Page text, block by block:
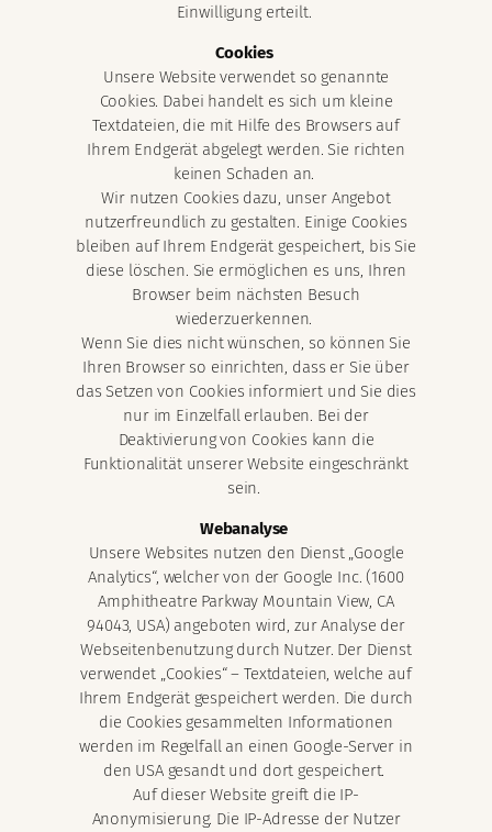
Einwilligung erteilt.
Cookies
Unsere Website verwendet so genannte
Cookies. Dabei handelt es sich um kleine
Textdateien, die mit Hilfe des Browsers auf
Ihrem Endgerät abgelegt werden. Sie richten
keinen Schaden an.
Wir nutzen Cookies dazu, unser Angebot
nutzerfreundlich zu gestalten. Einige Cookies
bleiben auf Ihrem Endgerät gespeichert, bis Sie
diese löschen. Sie ermöglichen es uns, Ihren
Browser beim nächsten Besuch
wiederzuerkennen.
Wenn Sie dies nicht wünschen, so können Sie
Ihren Browser so einrichten, dass er Sie über
das Setzen von Cookies informiert und Sie dies
nur im Einzelfall erlauben. Bei der
Deaktivierung von Cookies kann die
Funktionalität unserer Website eingeschränkt
sein.
Webanalyse
Unsere Websites nutzen den Dienst „Google
Analytics“, welcher von der Google Inc. (1600
Amphitheatre Parkway Mountain View, CA
94043, USA) angeboten wird, zur Analyse der
Webseitenbenutzung durch Nutzer. Der Dienst
verwendet „Cookies“ – Textdateien, welche auf
Ihrem Endgerät gespeichert werden. Die durch
die Cookies gesammelten Informationen
werden im Regelfall an einen Google-Server in
den USA gesandt und dort gespeichert.
Auf dieser Website greift die IP-
Anonymisierung. Die IP-Adresse der Nutzer